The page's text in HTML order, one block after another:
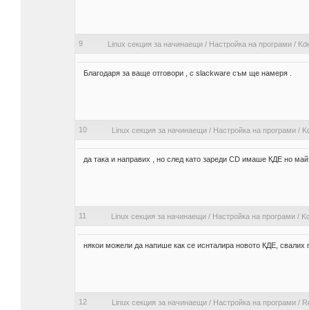
9 Linux секция за начинаещи/ Настройка на програми/
Благодаря за ваще отговори , с slackware съм ще намеря .
10 Linux секция за начинаещи/ Настройка на програми/
да така и направих , но след като зареди CD имаше КДЕ но
11 Linux секция за начинаещи/ Настройка на програми/
някои можели да напише как се иснталира новото КДЕ, свалих
12 Linux секция за начинаещи/ Настройка на програми/